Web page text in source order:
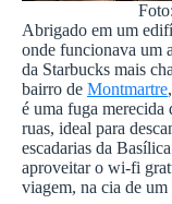
Foto:
Abrigado em um
onde funcionava um
da Starbucks mais
bairro de Montmartre
é uma fuga merecida
ruas, ideal para
escadarias da
aproveitar o wi-fi
viagem, na cia de